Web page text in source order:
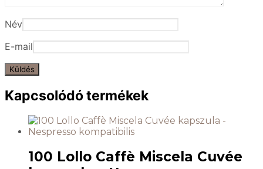
Név
E-mail
Kapcsolódó termékek
100 Lollo Caffè Miscela Cuvée